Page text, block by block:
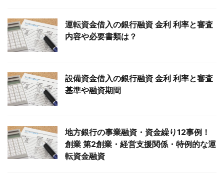
運転資金借入の銀行融資 金利 利率と審査
内容や必要書類は？
設備資金借入の銀行融資 金利 利率と審査
基準や融資期間
地方銀行の事業融資・資金繰り12事例！
創業 第2創業・経営支援関係・特例的な運
転資金融資